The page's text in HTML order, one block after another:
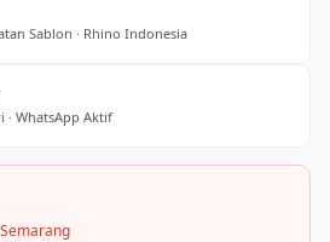
Sablon · Rhino Indonesia
· WhatsApp Aktif